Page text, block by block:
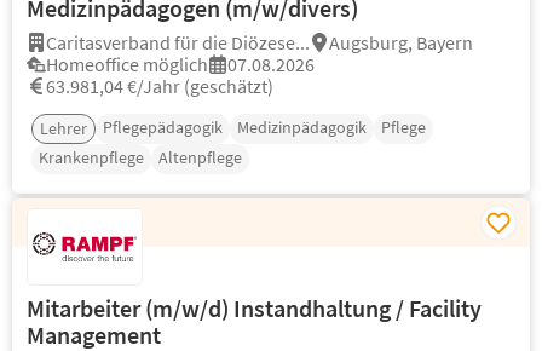
Medizinpädagogen (m/w/divers)
Caritasverband für die Diözese...
Augsburg, Bayern
Homeoffice möglich
07.08.2026
63.981,04 €/Jahr (geschätzt)
Lehrer Pflegepädagogik Medizinpädagogik
Pflege
Krankenpflege
Altenpflege
Mitarbeiter (m/w/d) Instandhaltung / Facility
Management